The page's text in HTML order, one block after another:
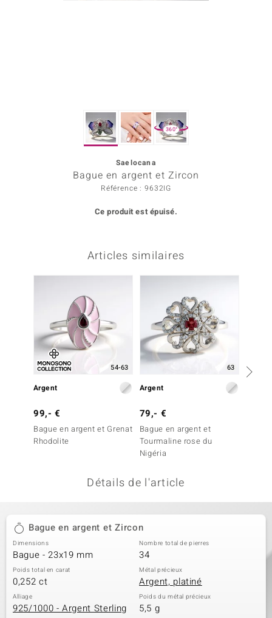
Collection
360°
Saelocana
Bague en argent et Zircon
Référence : 9632IG
Ce produit est épuisé.
Articles similaires
54-63
Argent
99,- €
Bague en argent et Grenat
Rhodolite
63
Argent
79,- €
Bague en argent et
Tourmaline rose du
Nigéria
Détails de l'article
Bague en argent et Zircon
Dimensions
Bague - 23x19 mm
Nombre total de pierres
34
Poids total en carat
0,252 ct
Métal précieux
Argent, platiné
Alliage
925/1000 - Argent Sterling
Poids du métal précieux
5,5 g